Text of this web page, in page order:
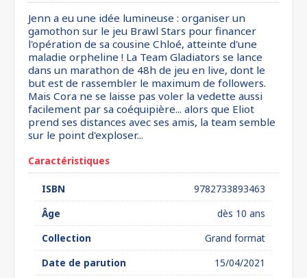
Jenn a eu une idée lumineuse : organiser un
gamothon sur le jeu Brawl Stars pour financer
l'opération de sa cousine Chloé, atteinte d'une
maladie orpheline ! La Team Gladiators se lance
dans un marathon de 48h de jeu en live, dont le
but est de rassembler le maximum de followers.
Mais Cora ne se laisse pas voler la vedette aussi
facilement par sa coéquipière... alors que Eliot
prend ses distances avec ses amis, la team semble
sur le point d'exploser...
Caractéristiques
ISBN
9782733893463
Âge
dès 10 ans
Collection
Grand format
Date de parution
15/04/2021